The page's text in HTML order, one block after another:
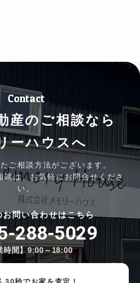
Contact
産のご相談なら
ーハウスへ
ご相談方法がございます。
談は、お気軽にお問合せくださ
い。
お問い合わせはこちら
288-5029
時間】9:00～18:00
30秒でお家を査定！